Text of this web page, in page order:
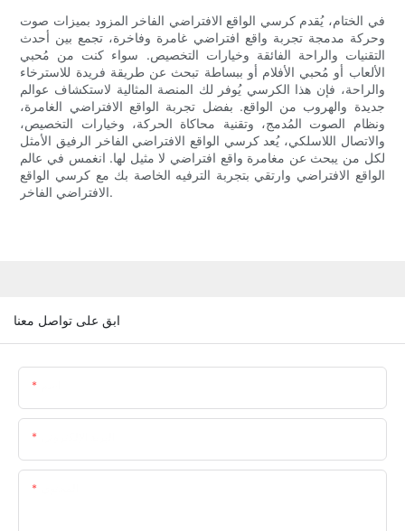
في الختام، يُقدم كرسي الواقع الافتراضي الفاخر المزود بميزات صوت
وحركة مدمجة تجربة واقع افتراضي غامرة وفاخرة، تجمع بين أحدث
التقنيات والراحة الفائقة وخيارات التخصيص. سواء كنت من مُحبي
الألعاب أو مُحبي الأفلام أو ببساطة تبحث عن طريقة فريدة للاسترخاء
والراحة، فإن هذا الكرسي يُوفر لك المنصة المثالية لاستكشاف عوالم
جديدة والهروب من الواقع. بفضل تجربة الواقع الافتراضي الغامرة،
ونظام الصوت المُدمج، وتقنية محاكاة الحركة، وخيارات التخصيص،
والاتصال اللاسلكي، يُعد كرسي الواقع الافتراضي الفاخر الرفيق الأمثل
لكل من يبحث عن مغامرة واقع افتراضي لا مثيل لها. انغمس في عالم
الواقع الافتراضي وارتقي بتجربة الترفيه الخاصة بك مع كرسي الواقع
الافتراضي الفاخر.
ابق على تواصل معنا